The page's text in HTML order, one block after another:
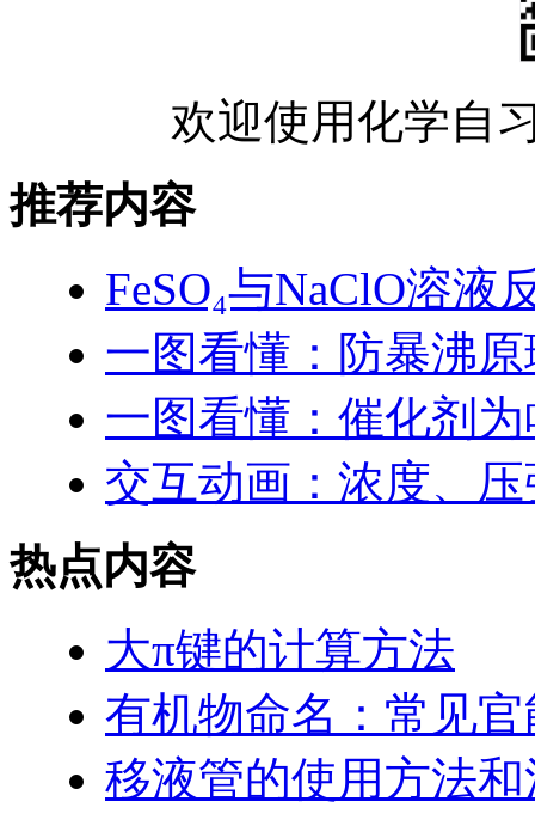
欢迎使用化学自
推荐内容
FeSO₄与NaClO溶液
一图看懂：防暴沸原
一图看懂：催化剂
交互动画：浓度、
热点内容
大π键的计算方法
有机物命名：常见
移液管的使用方法